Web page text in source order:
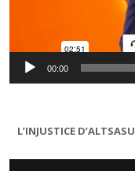
00:00
L’INJUSTICE D’ALTSASU
Lecteur